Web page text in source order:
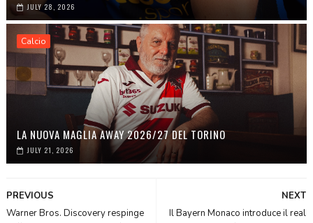
JULY 28, 2026
Calcio
LA NUOVA MAGLIA AWAY 2026/27 DEL TORINO
JULY 21, 2026
NEXT
Il Bayern Monaco introduce il real
PREVIOUS
Warner Bros. Discovery respinge